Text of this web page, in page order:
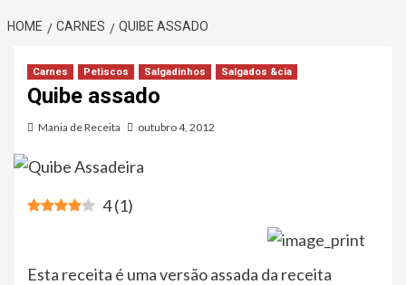
HOME CARNES QUIBE ASSADO
Carnes Petiscos Salgadinhos Salgados &cia
Quibe assado
Mania de Receita outubro 4, 2012
4(1)
Esta receita é uma versão assada da receita